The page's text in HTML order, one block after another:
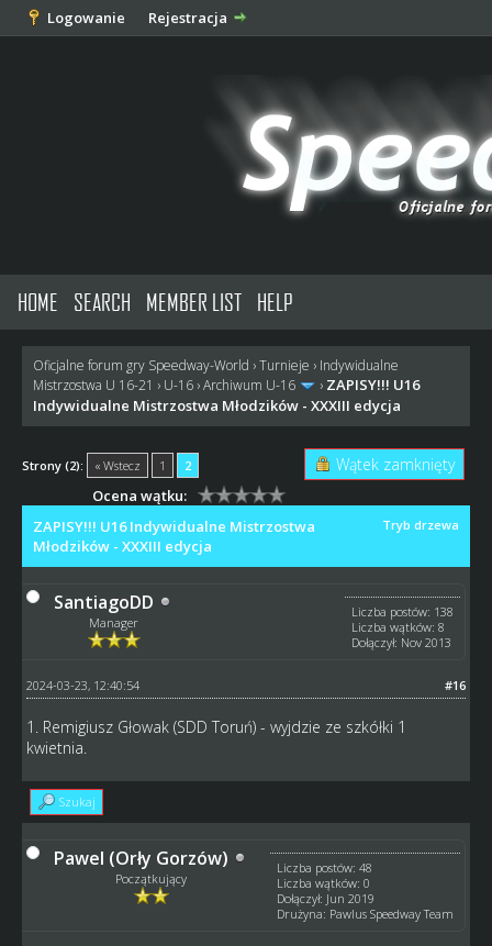
Logowanie Rejestracja
HOME SEARCH MEMBER LIST HELP
Oficjalne forum gry Speedway-World ›Turnieje › Indywidualne
Mistrzostwa U 16-21 › U-16›Archiwum U-16 › ZAPISY!!! U16
Indywidualne Mistrzostwa Młodzików - XXXIII edycja
Strony (2): « Wstecz 1 2 Wątek zamknięty
Ocena wątku:
Tryb drzewa
ZAPISY!!! U16 Indywidualne Mistrzostwa
Młodzików - XXXIII edycja
SantiagoDD
Manager
Liczba postów: 138
Liczba wątków: 8
Dołączył: Nov 2013
#16
2024-03-23, 12:40:54
1. Remigiusz Głowak (SDD Toruń) - wyjdzie ze szkółki 1
kwietnia.
Szukaj
Pawel (Orły Gorzów)
Początkujący
Liczba postów: 48
Liczba wątków: 0
Dołączył: Jun 2019
Drużyna: Pawlus Speedway Team